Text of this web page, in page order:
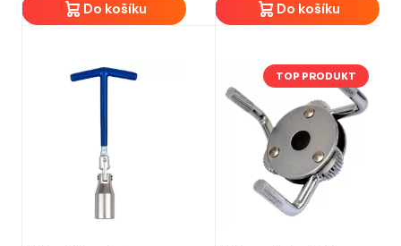
Do košíku Do košíku
TOP PRODUKT